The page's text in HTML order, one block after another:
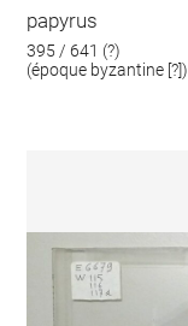
papyrus
395 / 641 (?)
(époque byzantine [?])